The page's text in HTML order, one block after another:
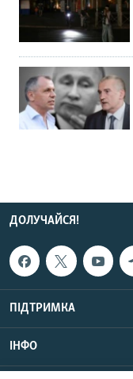
ДОЛУЧАЙСЯ!
ПІДТРИМКА
ІНФО